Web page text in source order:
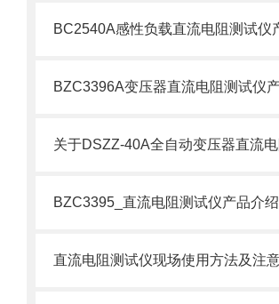
BZC3395_直流电阻测试仪产品介绍